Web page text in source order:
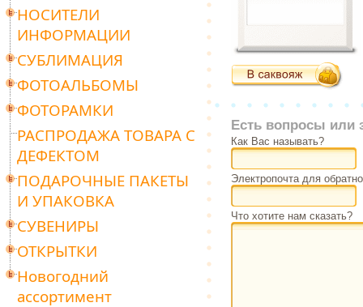
НОСИТЕЛИ
ИНФОРМАЦИИ
СУБЛИМАЦИЯ
ФОТОАЛЬБОМЫ
ФОТОРАМКИ
РАСПРОДАЖА ТОВАРА С
ДЕФЕКТОМ
ПОДАРОЧНЫЕ ПАКЕТЫ
И УПАКОВКА
СУВЕНИРЫ
ОТКРЫТКИ
Новогодний
ассортимент
Есть вопросы или
Как Вас называть?
Электропочта для
Что хотите нам сказать?